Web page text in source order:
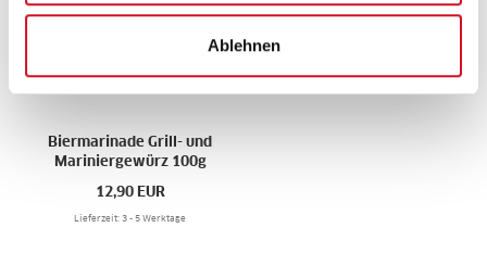
Ablehnen
Biermarinade Grill- und
Mariniergewürz 100g
12,90 EUR
Lieferzeit: 3 - 5 Werktage